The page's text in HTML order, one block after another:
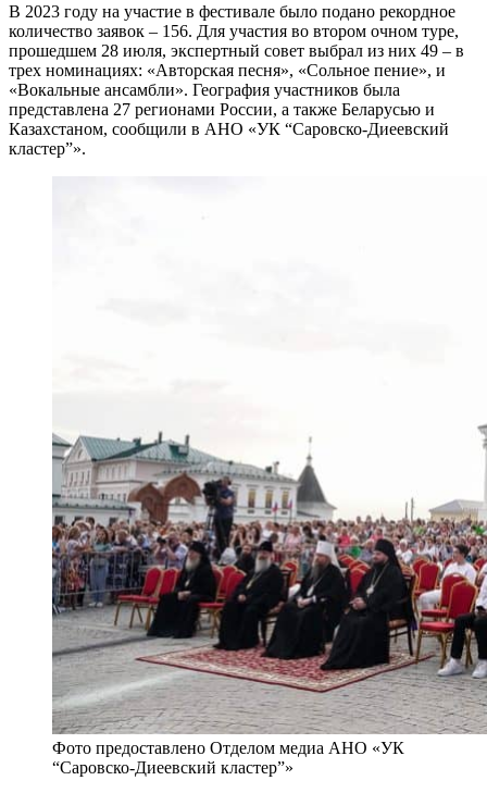
В 2023 году на участие в фестивале было подано рекордное
количество заявок – 156. Для участия во втором очном туре,
прошедшем 28 июля, экспертный совет выбрал из них 49 – в
трех номинациях: «Авторская песня», «Сольное пение», и
«Вокальные ансамбли». География участников была
представлена 27 регионами России, а также Беларусью и
Казахстаном, сообщили в АНО «УК “Саровско-Диеевский
кластер”».
Фото предоставлено Отделом медиа АНО «УК
“Саровско-Диеевский кластер”»